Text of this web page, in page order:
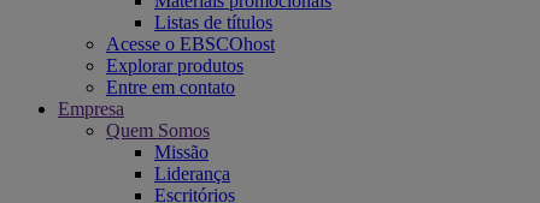
Listas de títulos
Acesse o EBSCOhost
Explorar produtos
Entre em contato
Empresa
Quem Somos
Missão
Liderança
Escritórios